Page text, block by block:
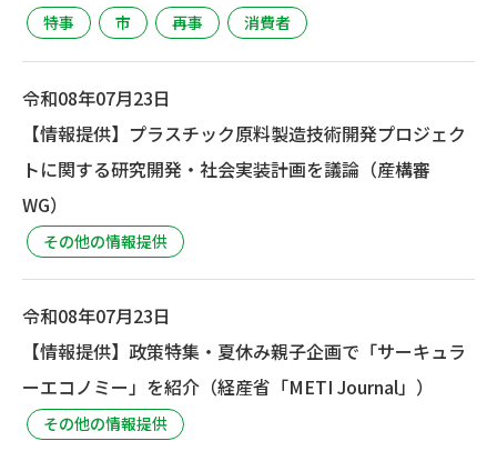
特事 市 再事 消費者
令和08年07月23日
【情報提供】プラスチック原料製造技術開発プロジェク
トに関する研究開発・社会実装計画を議論（産構審
WG）
その他の情報提供
令和08年07月23日
【情報提供】政策特集・夏休み親子企画で「サーキュラ
ーエコノミー」を紹介（経産省「METI Journal」）
その他の情報提供